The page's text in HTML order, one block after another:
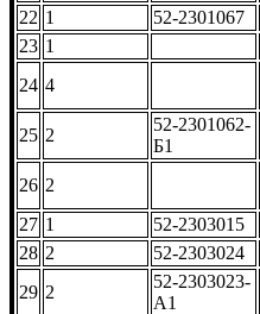
22 1 52-2301067
23 1
24 4
25 2
52-2301062-
Б1
26 2
27 1 52-2303015
28 2 52-2303024
29 2
52-2303023-
А1